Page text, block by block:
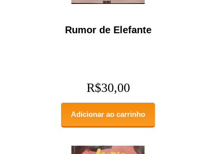
Rumor de Elefante
R$30,00
Adicionar ao carrinho